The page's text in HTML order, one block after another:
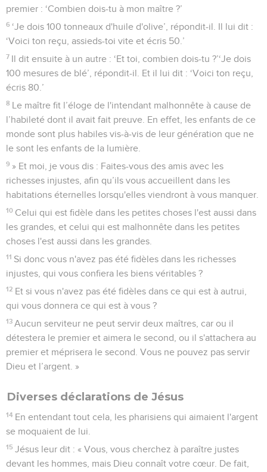
premier : ‘Combien dois-tu à mon maître ?’
6 ‘Je dois 100 tonneaux d'huile d'olive’, répondit-il. Il lui dit :
‘Voici ton reçu, assieds-toi vite et écris 50.’
7 Il dit ensuite à un autre : ‘Et toi, combien dois-tu ?’‘Je dois
100 mesures de blé’, répondit-il. Et il lui dit : ‘Voici ton reçu,
écris 80.’
8 Le maître fit l’éloge de l'intendant malhonnête à cause de
l’habileté dont il avait fait preuve. En effet, les enfants de ce
monde sont plus habiles vis-à-vis de leur génération que ne
le sont les enfants de la lumière.
9 » Et moi, je vous dis : Faites-vous des amis avec les
richesses injustes, afin qu’ils vous accueillent dans les
habitations éternelles lorsqu'elles viendront à vous manquer.
10 Celui qui est fidèle dans les petites choses l'est aussi dans
les grandes, et celui qui est malhonnête dans les petites
choses l'est aussi dans les grandes.
11 Si donc vous n'avez pas été fidèles dans les richesses
injustes, qui vous confiera les biens véritables ?
12 Et si vous n'avez pas été fidèles dans ce qui est à autrui,
qui vous donnera ce qui est à vous ?
13 Aucun serviteur ne peut servir deux maîtres, car ou il
détestera le premier et aimera le second, ou il s'attachera au
premier et méprisera le second. Vous ne pouvez pas servir
Dieu et l’argent. »
Diverses déclarations de Jésus
14 En entendant tout cela, les pharisiens qui aimaient l'argent
se moquaient de lui.
15 Jésus leur dit : « Vous, vous cherchez à paraître justes
devant les hommes, mais Dieu connaît votre cœur. De fait,